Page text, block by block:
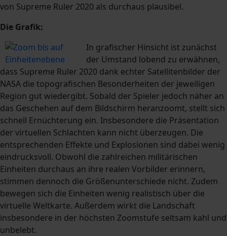
von Supreme Ruler 2020 als durchaus plausibel.
Die Grafik:
In grafischer Hinsicht ist zunächst
der Umstand lobend zu erwähnen,
dass Supreme Ruler 2020 dank echter Satellitenbilder der
NASA die topografischen Besonderheiten der jeweiligen
Region gut wiedergibt. Sobald der Spieler jedoch näher an
das Geschehen auf dem Bildschirm heranzoomt, stellt sich
schnell Ernüchterung ein. Insbesondere die Präsentation
der virtuellen Schlachten kann nicht überzeugen. Die
entsprechenden Effekte und Explosionen sind dabei wenig
eindrucksvoll. Obwohl die zahlreichen militärischen
Einheiten durchaus an ihre realen Vorbilder erinnern,
stimmen dennoch die Größenunterschiede nicht. Zudem
bewegen sich die Einheiten wenig realistisch über die
virtuelle Weltkarte. Außerdem wirkt die Landschaft
insbesondere in der höchsten Zoomstufe seltsam kahl und
unbelebt.